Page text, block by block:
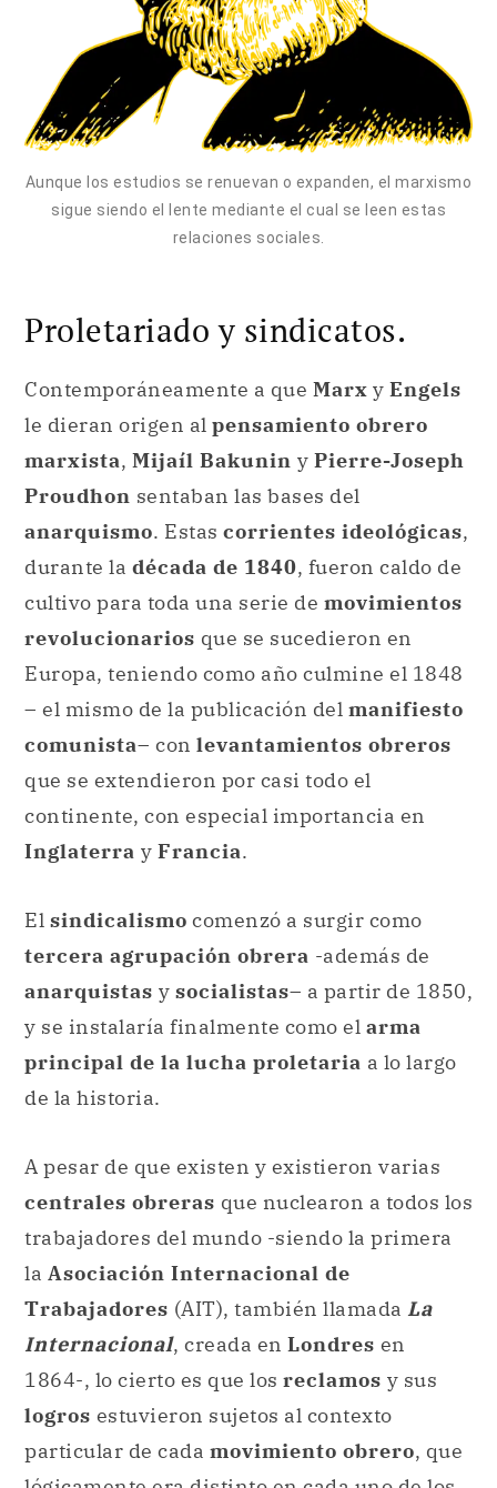
Aunque los estudios se renuevan o expanden, el marxismo
sigue siendo el lente mediante el cual se leen estas
relaciones sociales.
Proletariado y sindicatos.
Contemporáneamente a que Marx y Engels
le dieran origen al pensamiento obrero
marxista, Mijaíl Bakunin y Pierre-Joseph
Proudhon sentaban las bases del
anarquismo. Estas corrientes ideológicas,
durante la década de 1840, fueron caldo de
cultivo para toda una serie de movimientos
revolucionarios que se sucedieron en
Europa, teniendo como año culmine el 1848
– el mismo de la publicación del manifiesto
comunista– con levantamientos obreros
que se extendieron por casi todo el
continente, con especial importancia en
Inglaterra y Francia.
El sindicalismo comenzó a surgir como
tercera agrupación obrera -además de
anarquistas y socialistas– a partir de 1850,
y se instalaría finalmente como el arma
principal de la lucha proletaria a lo largo
de la historia.
A pesar de que existen y existieron varias
centrales obreras que nuclearon a todos los
trabajadores del mundo -siendo la primera
la Asociación Internacional de
Trabajadores (AIT), también llamada La
Internacional, creada en Londres en
1864-, lo cierto es que los reclamos y sus
logros estuvieron sujetos al contexto
particular de cada movimiento obrero, que